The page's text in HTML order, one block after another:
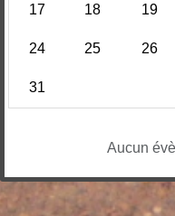
17 18 19
24 25 26
31
Aucun